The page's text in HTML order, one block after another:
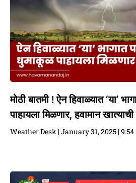
मोठी बातमी ! ऐन हिवाळ्यात ‘या’
पाहायला मिळणार, हवामान
Weather Desk January 31, 2025